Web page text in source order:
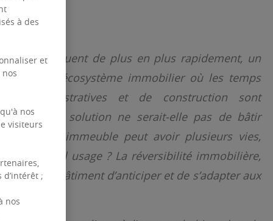
évoluent de plus en plus rapidement, un
pour l’écosystème immobilier où les temps
administratives et de construction sont
La solution ne serait-elle pas de bâtir
nous, un immeuble peut avoir plusieurs vies,
à un seul usage ? La réversibilité immobilière,
pour un bâtiment d’anticiper et de s’adapter aux
la clé ?
à des
et
nos
visiteurs
;
nos